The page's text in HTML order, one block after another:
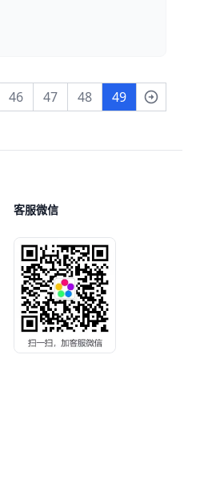
46 47 48 49
客服微信